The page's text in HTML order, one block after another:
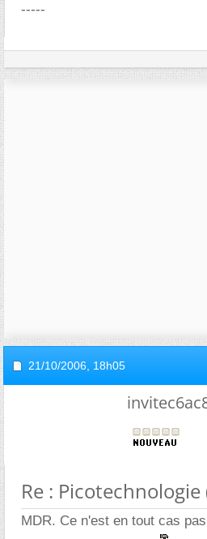
-----
21/10/2006, 18h05
Re : Picotechnologie
MDR. Ce n'est en tout cas